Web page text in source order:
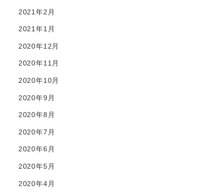
2021年2月
2021年1月
2020年12月
2020年11月
2020年10月
2020年9月
2020年8月
2020年7月
2020年6月
2020年5月
2020年4月